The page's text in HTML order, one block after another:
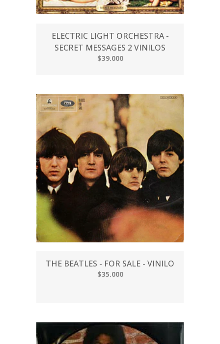
ELECTRIC LIGHT ORCHESTRA -
SECRET MESSAGES 2 VINILOS
$39.000
THE BEATLES - FOR SALE - VINILO
$35.000